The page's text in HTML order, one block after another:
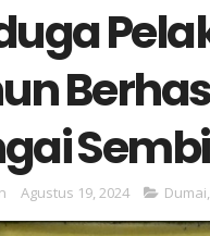
Agustus 19, 2024 Dumai,